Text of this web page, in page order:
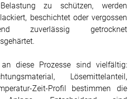
zu schützen, werden
beschichtet oder vergossen
zuverlässig getrocknet
an diese Prozesse sind vielfältig:
Lösemittelanteil,
Zeit-Profil bestimmen die